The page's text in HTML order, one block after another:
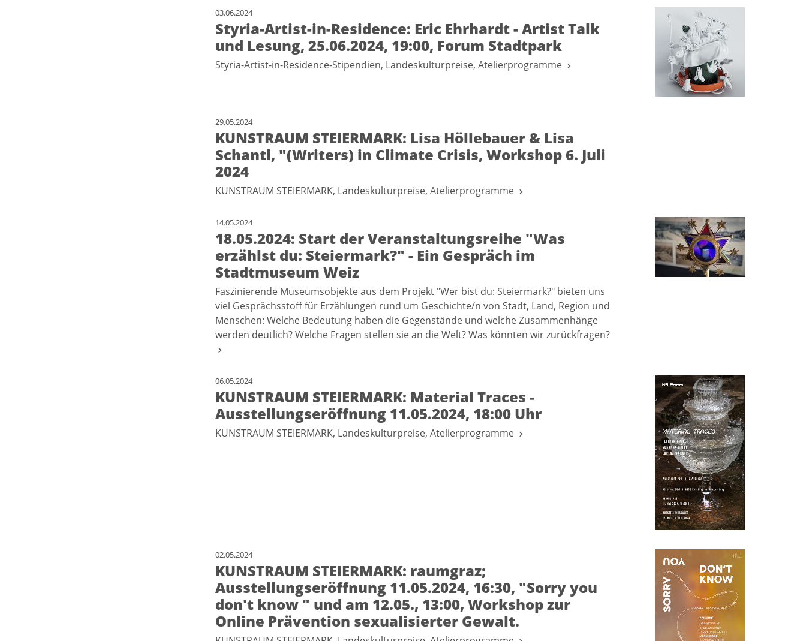
03.06.2024
Styria-Artist-in-Residence: Eric Ehrhardt - Artist Talk
und Lesung, 25.06.2024, 19:00, Forum Stadtpark
Styria-Artist-in-Residence-Stipendien, Landeskulturpreise, Atelierprogramme
29.05.2024
KUNSTRAUM STEIERMARK: Lisa Höllebauer & Lisa
Schantl, "(Writers) in Climate Crisis, Workshop 6. Juli
2024
KUNSTRAUM STEIERMARK, Landeskulturpreise, Atelierprogramme
14.05.2024
18.05.2024: Start der Veranstaltungsreihe "Was
erzählst du: Steiermark?" - Ein Gespräch im
Stadtmuseum Weiz
Faszinierende Museumsobjekte aus dem Projekt "Wer bist du: Steiermark?" bieten uns
viel Gesprächsstoff für Erzählungen rund um Geschichte/n von Stadt, Land, Region und
Menschen: Welche Bedeutung haben die Gegenstände und welche Zusammenhänge
werden deutlich? Welche Fragen stellen sie an die Welt? Was könnten wir zurückfragen?
06.05.2024
KUNSTRAUM STEIERMARK: Material Traces -
Ausstellungseröffnung 11.05.2024, 18:00 Uhr
KUNSTRAUM STEIERMARK, Landeskulturpreise, Atelierprogramme
02.05.2024
KUNSTRAUM STEIERMARK: raumgraz;
Ausstellungseröffnung 11.05.2024, 16:30, "Sorry you
don't know " und am 12.05., 13:00, Workshop zur
Online Prävention sexualisierter Gewalt.